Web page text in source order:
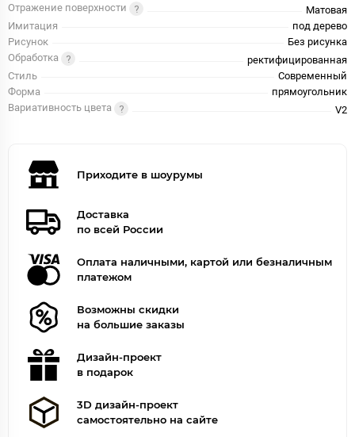
Отражение поверхности
Матовая
Имитация
под дерево
Рисунок
Без рисунка
Обработка
ректифицированная
Стиль
Современный
Форма
прямоугольник
Вариативность цвета
V2
Приходите в шоурумы
Доставка
по всей России
Оплата наличными, картой или безналичным
платежом
Возможны скидки
на большие заказы
Дизайн-проект
в подарок
3D дизайн-проект
самостоятельно на сайте